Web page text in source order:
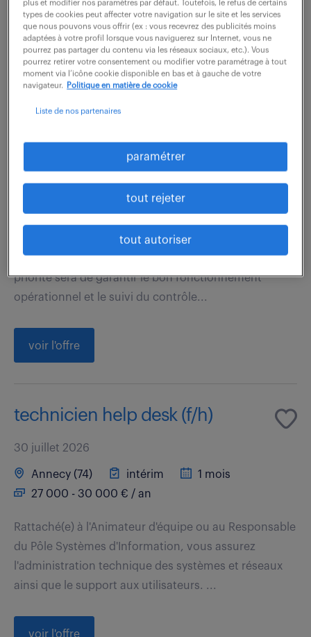
périphériques) et logiciels,...
voir l'offre
Ville La Grand (74)
intérim
27 000 - 32 000 € / an
Rattaché(e) au service Qualité et travaillant en étroite
collaboration avec le Responsable Qualité , votre
priorité sera de garantir le bon fonctionnement
opérationnel et le suivi du contrôle...
voir l'offre
technicien help desk (f/h)
30 juillet 2026
Annecy (74) intérim
1 mois
27 000 - 30 000 € / an
Rattaché(e) à l'Animateur d'équipe ou au Responsable
du Pôle Systèmes d'Information, vous assurez
l'administration technique des systèmes et réseaux
ainsi que le support aux utilisateurs. ...
voir l'offre
plus et modifier nos paramètres par défaut. Toutefois, le refus de certains
types de cookies peut affecter votre navigation sur le site et les services
que nous pouvons vous offrir (ex : vous recevrez des publicités moins
adaptées à votre profil lorsque vous naviguerez sur Internet, vous ne
pourrez pas partager du contenu via les réseaux sociaux, etc.). Vous
pourrez retirer votre consentement ou modifier votre paramétrage à tout
moment via l’icône cookie disponible en bas et à gauche de votre
navigateur.
Politique en matière de cookie
Liste de nos partenaires
paramétrer
tout rejeter
tout autoriser